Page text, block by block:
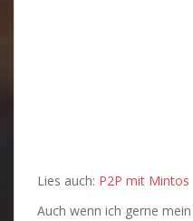
Lies auch: P2P mit Mintos
Auch wenn ich gerne